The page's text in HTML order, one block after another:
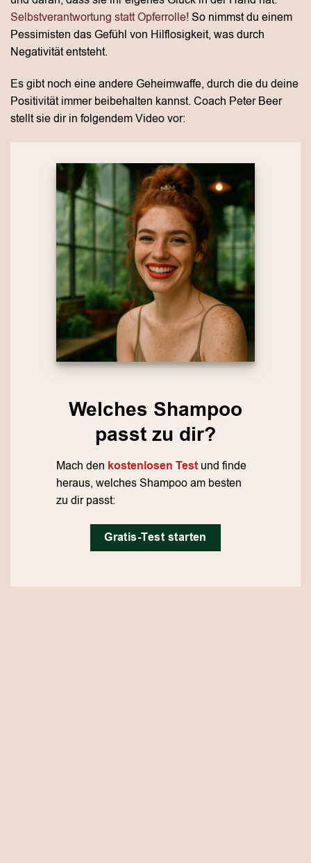
Selbstverantwortung statt Opferrolle!So nimmst du einem
Pessimisten das Gefühl von Hilflosigkeit, was durch
Negativität entsteht.
Es gibt noch eine andere Geheimwaffe, durch die du deine
Positivität immer beibehalten kannst. Coach Peter Beer
stellt sie dir in folgendem Video vor:
Welches Shampoo
passt zu dir?
Mach den kostenlosen Testund finde
heraus, welches Shampoo am besten
zu dir passt:
Gratis-Test starten